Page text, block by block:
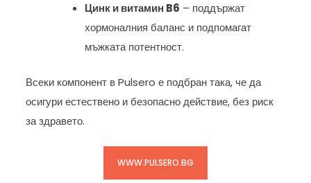
Цинк и витамин B6 – поддържат
хормоналния баланс и подпомагат
мъжката потентност.
Всеки компонент в Pulsero е подбран така, че да
осигури естествено и безопасно действие, без риск
за здравето.
WWW.PULSERO.BG